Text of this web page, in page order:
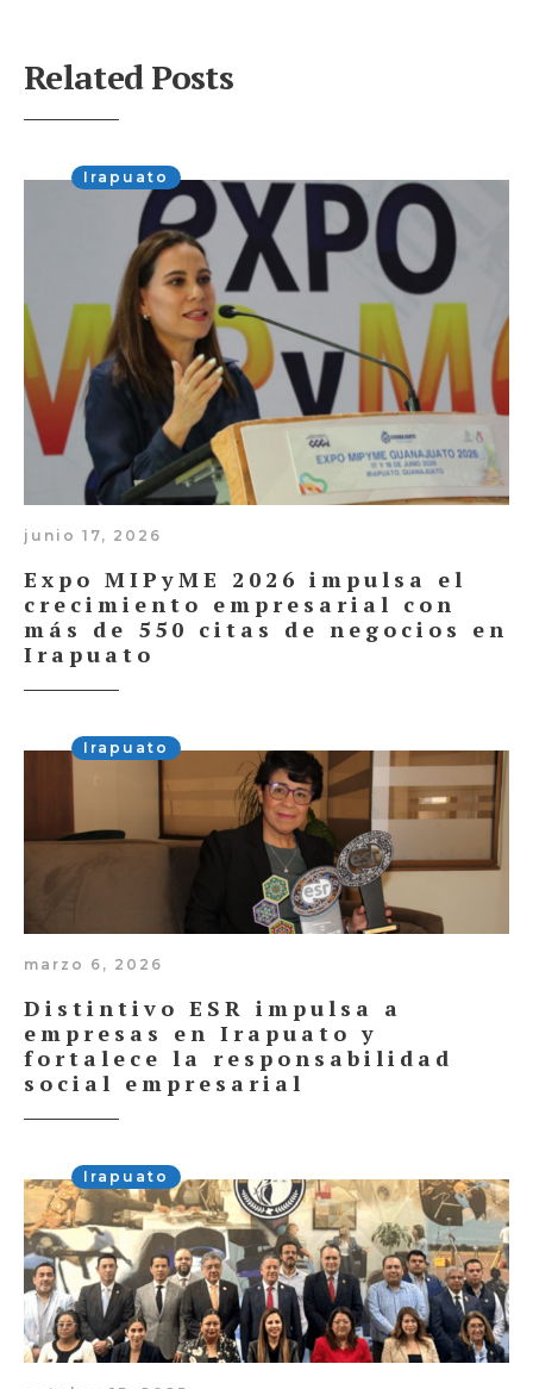
Related Posts
Irapuato
junio 17, 2026
Expo MIPyME 2026 impulsa el
crecimiento empresarial con
más de 550 citas de negocios en
Irapuato
Irapuato
marzo 6, 2026
Distintivo ESR impulsa a
empresas en Irapuato y
fortalece la responsabilidad
social empresarial
Irapuato